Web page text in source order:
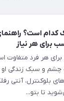
کدام است؟
برای هر نیاز
هر فرد متفاوت
چشم و سبک زندگی او
بلوکنترل، آنتی
تا بتو...